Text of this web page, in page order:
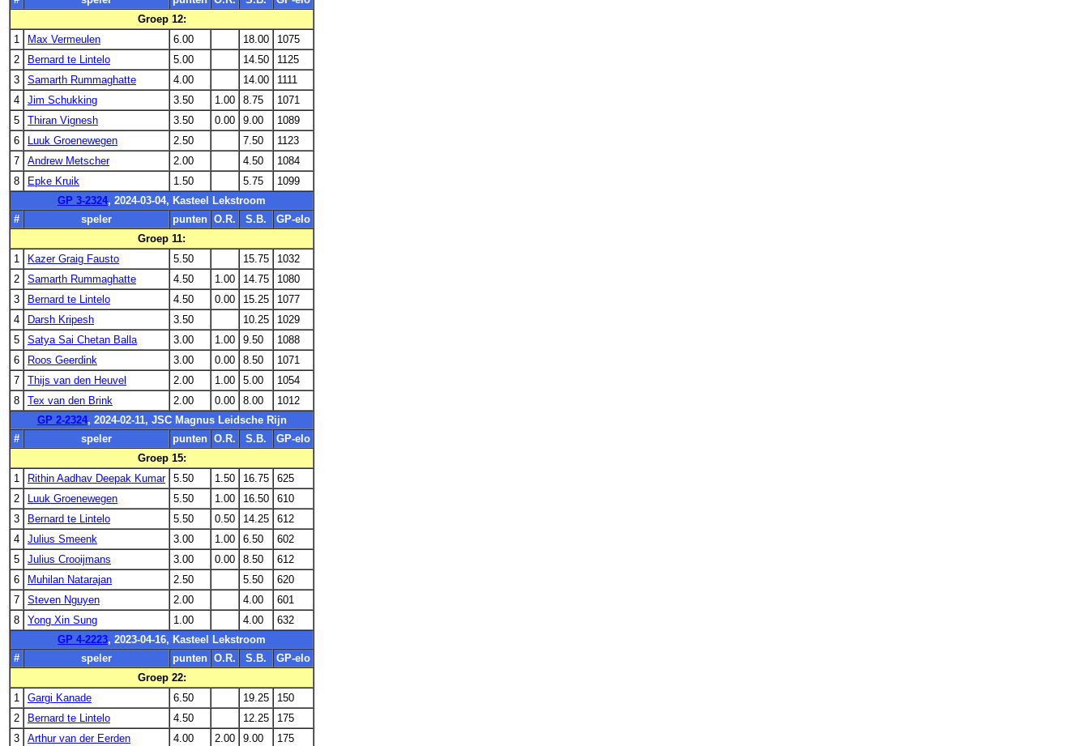
Groep 12:
1
Max Vermeulen 6.00 18.00
1075
2
Bernard te Lintelo 5.00 14.50
1125
3
Samarth Rummaghatte 4.00 14.00
1111
4
Jim Schukking 3.50 1.00 8.75
1071
5
Thiran Vignesh 3.50 0.00 9.00
1089
6
Luuk Groenewegen 2.50 7.50
1123
7
Andrew Metscher 2.00 4.50
1084
8
Epke Kruik 1.50 5.75
1099
GP 3-2324, 2024-03-04, Kasteel Lekstroom
#
speler punten O.R. S.B.
GP-elo
Groep 11:
1
Kazer Graig Fausto 5.50 15.75
1032
2
Samarth Rummaghatte 4.50 1.00 14.75
1080
3
Bernard te Lintelo 4.50 0.00 15.25
1077
4
Darsh Kripesh 3.50 10.25
1029
5
Satya Sai Chetan Balla 3.00 1.00 9.50
1088
6
Roos Geerdink 3.00 0.00 8.50
1071
7
Thijs van den Heuvel 2.00 1.00 5.00
1054
8
Tex van den Brink 2.00 0.00 8.00
1012
GP 2-2324, 2024-02-11, JSC Magnus Leidsche Rijn
#
speler punten O.R. S.B.
GP-elo
Groep 15:
1
Rithin Aadhav Deepak Kumar 5.50 1.50 16.75
625
2
Luuk Groenewegen 5.50 1.00 16.50
610
3
Bernard te Lintelo 5.50 0.50 14.25
612
4
Julius Smeenk 3.00 1.00 6.50
602
5
Julius Crooijmans 3.00 0.00 8.50
612
6
Muhilan Natarajan 2.50 5.50
620
7
Steven Nguyen 2.00 4.00
601
8
Yong Xin Sung 1.00 4.00
632
GP 4-2223, 2023-04-16, Kasteel Lekstroom
#
speler punten O.R. S.B.
GP-elo
Groep 22:
1
Gargi Kanade 6.50 19.25
150
2
Bernard te Lintelo 4.50 12.25
175
3
Arthur van der Eerden 4.00 2.00 9.00 175